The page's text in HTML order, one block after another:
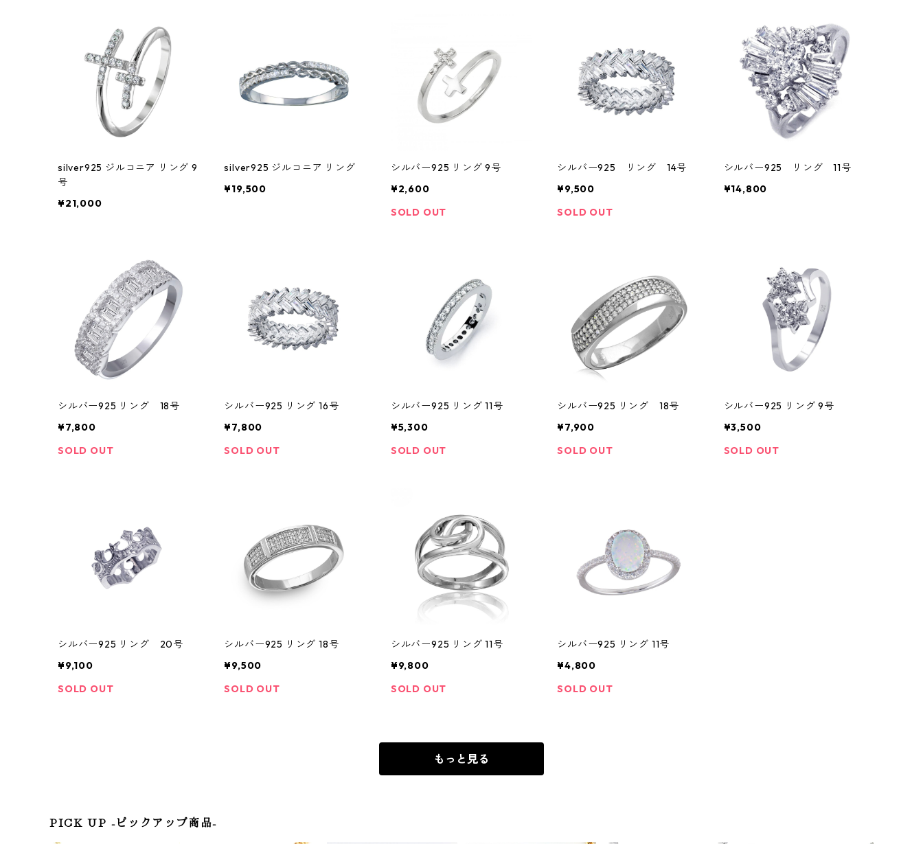
silver925 ジルコニア リング 9
号
¥21,000
silver925 ジルコニア リング
¥19,500
シルバー925 リング 9号
¥2,600
SOLD OUT
シルバー925 リング 14号
¥9,500
SOLD OUT
シルバー925 リング 11号
¥14,800
シルバー925 リング 18号
¥7,800
SOLD OUT
シルバー925 リング 16号
¥7,800
SOLD OUT
シルバー925 リング 11号
¥5,300
SOLD OUT
シルバー925 リング 18号
¥7,900
SOLD OUT
シルバー925 リング 9号
¥3,500
SOLD OUT
シルバー925 リング 20号
¥9,100
SOLD OUT
シルバー925 リング 18号
¥9,500
SOLD OUT
シルバー925 リング 11号
¥9,800
SOLD OUT
シルバー925 リング 11号
¥4,800
SOLD OUT
もっと見る
PICK UP -ピックアップ商品-